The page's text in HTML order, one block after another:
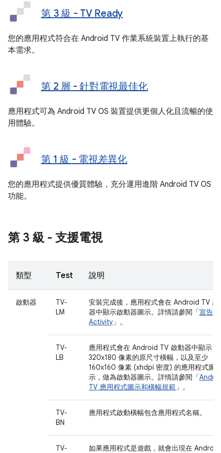
第 3 級 - TV Ready
您的應用程式符合在 Android TV 作業系統裝置上執行的基
本需求。
第 2 層 - 針對電視最佳化
應用程式可為 Android TV OS 裝置提供更個人化且流暢的使
用體驗。
第 1 級 - 電視差異化
您的應用程式提供優質體驗，充分運用進階 Android TV OS
功能。
第 3 級 - 支援電視
類型 Test 說明
啟動器
TV-
LM
安裝完成後，應用程式會在 Android TV 啟
器中顯示啟動器圖示。詳情請參閱「宣告
Activity 」。
TV-
LB
應用程式會在 Android TV 啟動器中顯示
320x180 像素的原尺寸橫幅，以及至少
160x160 像素 (xhdpi 密度) 的應用程式圖
示，做為啟動器圖示。詳情請參閱「
TV 應用程式圖示和橫幅規範 」。
TV-
BN
應用程式啟動橫幅包含應用程式名稱。
TV-
如果應用程式是遊戲，就會出現在 Android